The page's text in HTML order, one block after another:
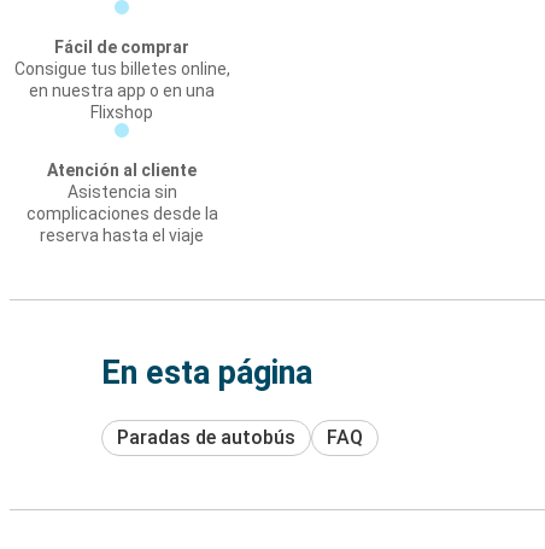
Fácil de comprar
Consigue tus billetes online,
en nuestra app o en una
Flixshop
Atención al cliente
Asistencia sin
complicaciones desde la
reserva hasta el viaje
En esta página
Paradas de autobús FAQ